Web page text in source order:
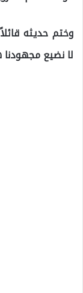
وختم حديثه
لا نضيع